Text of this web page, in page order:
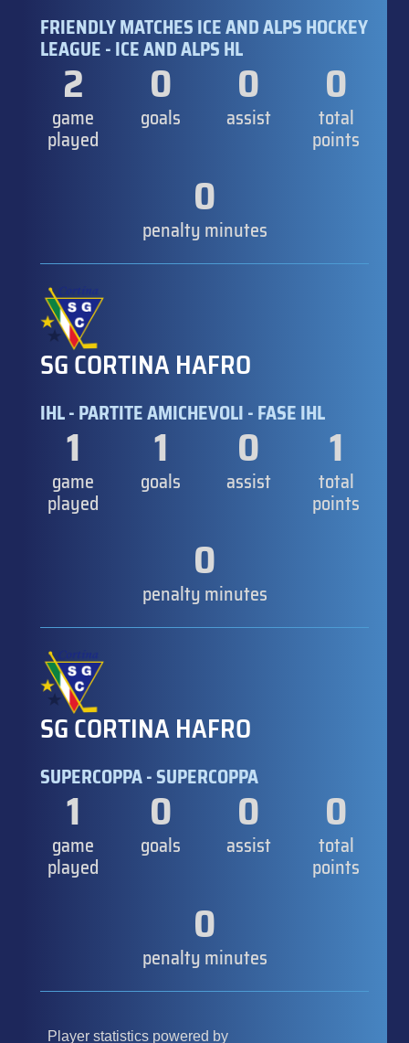
FRIENDLY MATCHES ICE AND ALPS HOCKEY
LEAGUE - ICE AND ALPS HL
2
game
played
0
goals
0
assist
0
total
points
0
penalty minutes
SG CORTINA HAFRO
IHL - PARTITE AMICHEVOLI - FASE IHL
1
game
played
1
goals
0
assist
1
total
points
0
penalty minutes
SG CORTINA HAFRO
SUPERCOPPA - SUPERCOPPA
1
game
played
0
goals
0
assist
0
total
points
0
penalty minutes